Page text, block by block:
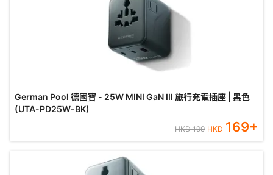
German Pool 德國寶 - 25W MINI GaN III 旅行充電插座 | 黑色
(UTA-PD25W-BK)
HKD199 HKD 169+